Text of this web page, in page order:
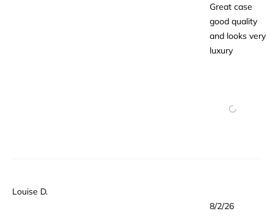
と
価
Great case
good quality
and looks very
luxury
Louise D.
星
5
8/2/26